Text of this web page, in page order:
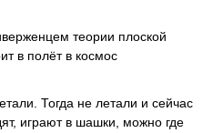
теории плоской
в полёт в космос
Тогда не летали и сейчас
играют в шашки, можно где